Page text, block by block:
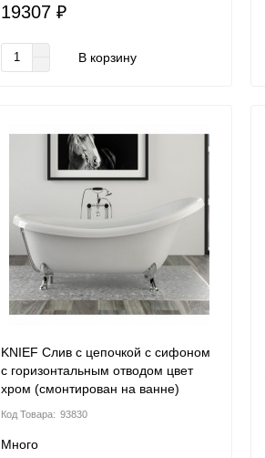
19307 ₽
В корзину
KNIEF Слив с цепочкой с сифоном
с горизонтальным отводом цвет
хром (смонтирован на ванне)
93830
Много